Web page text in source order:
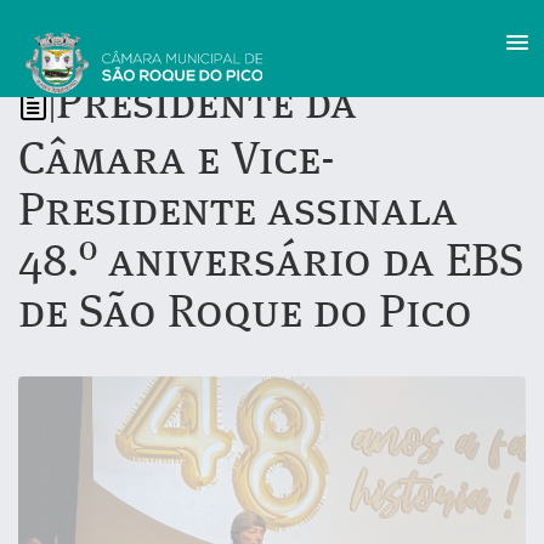
Presidente da
Câmara e Vice-
Presidente assinala
48.º aniversário da EBS
de São Roque do Pico